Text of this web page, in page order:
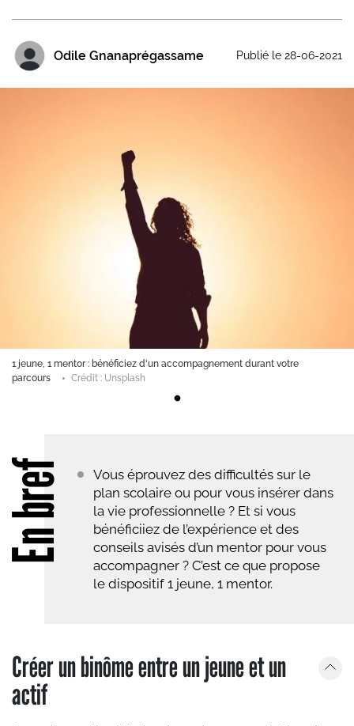
Odile Gnanaprégassame Publié le 28-06-2021
bref
Vous éprouvez des difficultés sur le
plan scolaire ou pour vous insérer dans
la vie professionnelle ? Et si vous
bénéficiiez de l’expérience et des
conseils avisés d’un mentor pour vous
accompagner ? C’est ce que propose
le dispositif 1 jeune, 1 mentor.
1 jeune, 1 mentor : bénéficiez d'un accompagnement durant votre
parcours
Crédit : Unsplash
Créer un binôme entre un jeune et un
actif